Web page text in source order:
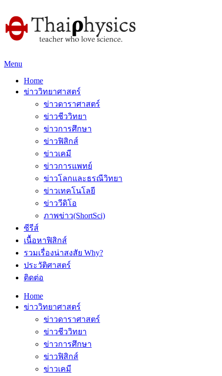
Menu
Home
ข่าววิทยาศาสตร์
ข่าวดาราศาสตร์
ข่าวชีววิทยา
ข่าวการศึกษา
ข่าวฟิสิกส์
ข่าวเคมี
ข่าวการแพทย์
ข่าวโลกและธรณีวิทยา
ข่าวเทคโนโลยี
ข่าววีดิโอ
ภาพข่าว(ShortSci)
ซีรีส์
เนื้อหาฟิสิกส์
รวมเรื่องน่าสงสัย Why?
ประวัติศาสตร์
ติดต่อ
Home
ข่าววิทยาศาสตร์
ข่าวดาราศาสตร์
ข่าวชีววิทยา
ข่าวการศึกษา
ข่าวฟิสิกส์
ข่าวเคมี